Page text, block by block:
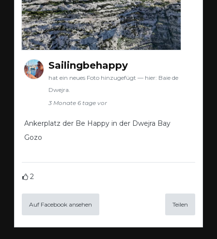
Sailingbehappy
hat ein neues Foto hinzugefügt — hier: Baie de
Dwejra.
3 Monate 6 tage vor
Ankerplatz der Be Happy in der Dwejra Bay
Gozo
2
Auf Facebook ansehen Teilen